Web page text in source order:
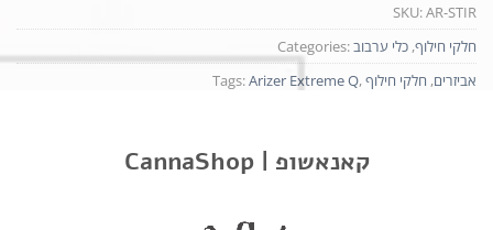
CannaShop | קאנאשופ
SKU:AR-STIR
Categories:
חלקי חילוף, כלי ערבוב
Tags:Arizer Extreme Q, אביזרים, חלקי חילוף